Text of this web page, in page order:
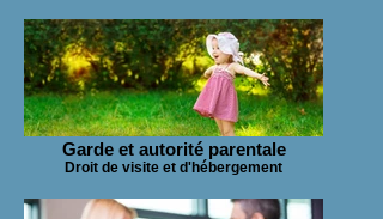
Garde et autorité parentale
Droit de visite et d'hébergement